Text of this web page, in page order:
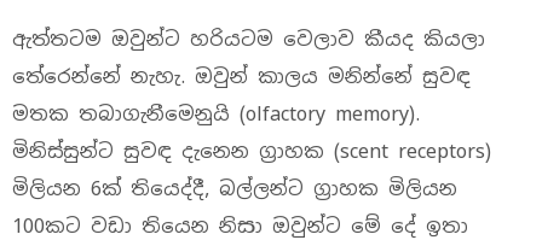
ඇත්තටම ඔවුන්ට හරියටම වෙලාව කීයද කියලා
තේරෙන්නේ නැහැ. ඔවුන් කාලය මනින්නේ සුවඳ
මතක තබාගැනීමෙනුයි (olfactory memory).
මිනිස්සුන්ට සුවඳ දැනෙන ග්‍රාහක (scent receptors)
මිලියන 6ක් තියෙද්දී, බල්ලන්ට ග්‍රාහක මිලියන
100කට වඩා තියෙන නිසා ඔවුන්ට මේ දේ ඉතා